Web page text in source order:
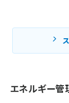
エネルギー管